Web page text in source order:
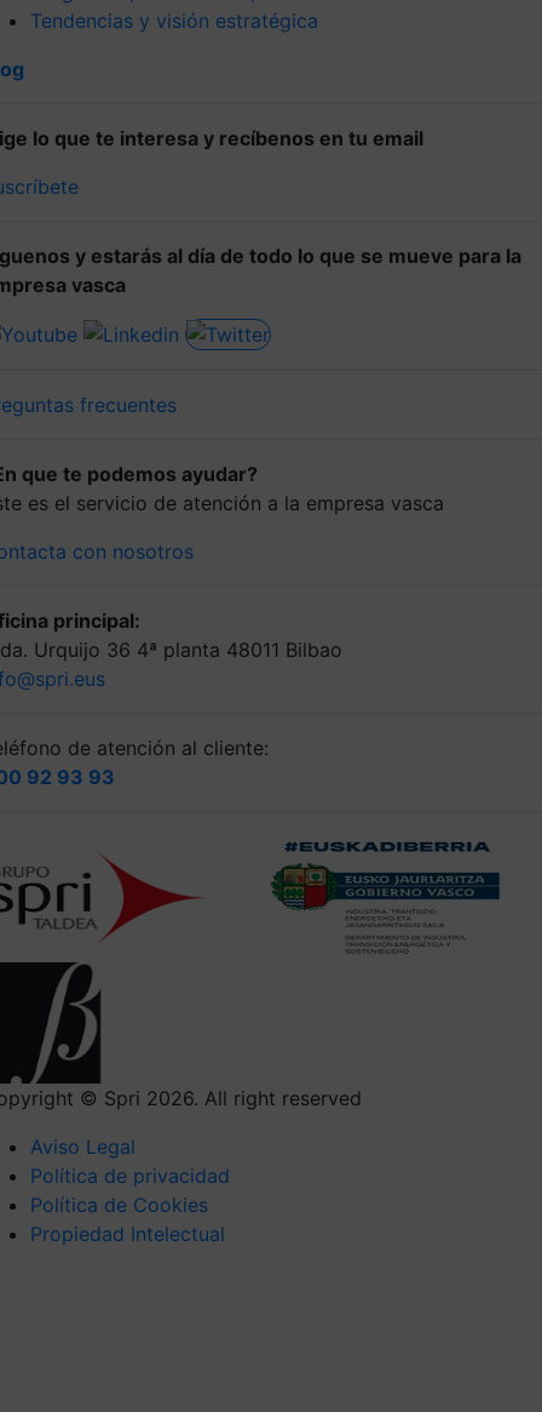
Tendencias y visión estratégica
lo que te interesa y recíbenos en tu email
y estarás al día de todo lo que se mueve para la
vasca
frecuentes
que te podemos ayudar?
es el servicio de atención a la empresa vasca
con nosotros
principal:
Urquijo 36 4ª planta 48011 Bilbao
de atención al cliente:
92 93 93
© Spri 2026. All right reserved
Aviso Legal
Política de privacidad
Política de Cookies
Propiedad Intelectual